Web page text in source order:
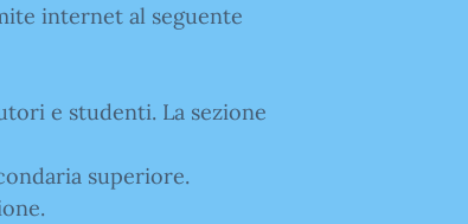
internet al seguente
e studenti. La sezione
superiore.